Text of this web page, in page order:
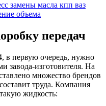
замены масла кпп ваз
объема
передач
в первую очередь, нужно
завода-изготовителя. На
множество брендов
труда. Компания
жидкость: